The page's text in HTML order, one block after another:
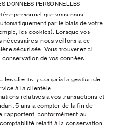
DONNÉES PERSONNELLES
personnel que vous nous
par le biais de votre
les cookies). Lorsque vos
nécessaires, nous veillons à ce
sécurisée. Vous trouverez ci-
de vos données
les clients, y compris la gestion de
à la clientèle.
relatives à vos transactions et
5 ans à compter de la fin de
rapportent, conformément au
relatif à la conservation